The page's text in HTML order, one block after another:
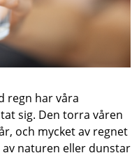
regn har våra
sig. Den torra våren
och mycket av regnet
naturen eller dunstar